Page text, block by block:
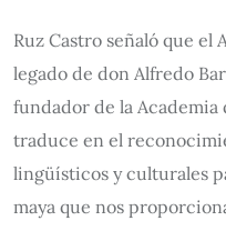
Ruz Castro señaló que
legado de don Alfredo
fundador de la Academia
traduce en el
lingüísticos y culturales
maya que nos